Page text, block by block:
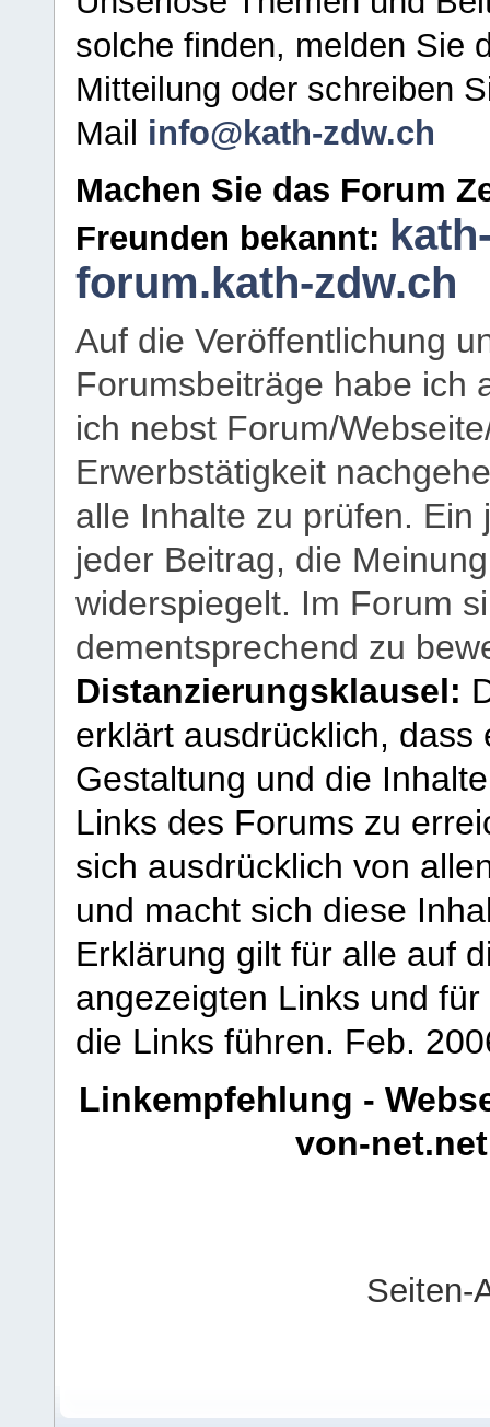
solche finden, melden Sie
Mitteilung oder schreiben
Mail info@kath-zdw.ch
Machen Sie das Forum
Freunden bekannt:
forum.kath-zdw.ch
Auf die Veröffentlichung
Forumsbeiträge habe ich
ich nebst Forum/
Erwerbstätigkeit
alle Inhalte zu prüfen.
jeder Beitrag, die
widerspiegelt. Im Forum
dementsprechend zu
Distanzierungsklausel:
erklärt ausdrücklich,
Gestaltung und die
Links des Forums zu
sich ausdrücklich von
und macht sich diese
Erklärung gilt für alle auf
angezeigten Links und
die Links führen. Feb.
Linkempfehlung -
von-net.net
Seiten-